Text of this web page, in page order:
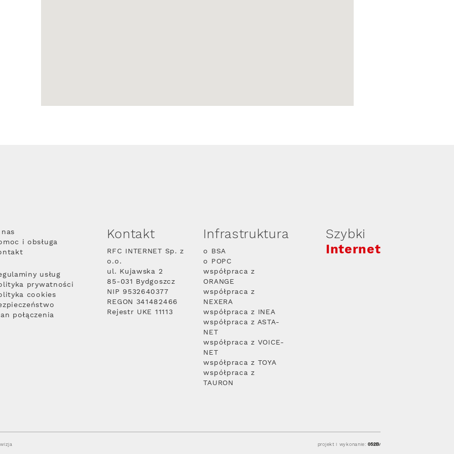
i obsługa
usług
prywatności
cookies
połączenia
Kontakt
RFC INTERNET Sp. z
o.o.
ul. Kujawska 2
85-031 Bydgoszcz
NIP 9532640377
REGON 341482466
Rejestr UKE 11113
Infrastruktura
o BSA
o POPC
współpraca z
ORANGE
współpraca z
NEXERA
współpraca z INEA
współpraca z ASTA-
NET
współpraca z VOICE-
NET
współpraca z TOYA
współpraca z
TAURON
Szybki
Internet
projekt i wykonanie: